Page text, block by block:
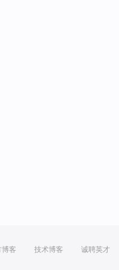
博客 技术博客 诚聘英才